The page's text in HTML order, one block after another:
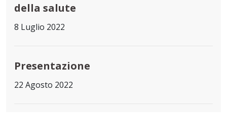
della salute
8 Luglio 2022
Presentazione
22 Agosto 2022